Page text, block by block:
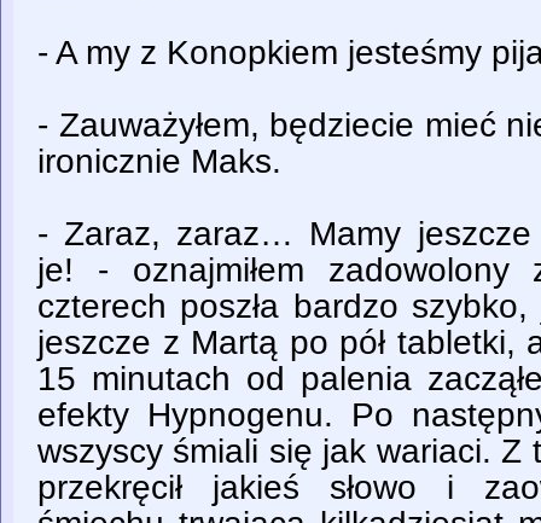
- A my z Konopkiem jesteśmy
- Zauważyłem, będziecie mieć
ironicznie Maks.
- Zaraz, zaraz… Mamy jeszcze
je! - oznajmiłem zadowolony
czterech poszła bardzo szybko,
jeszcze z Martą po pół tabletki,
15 minutach od palenia
efekty Hypnogenu. Po
wszyscy śmiali się jak wariaci. Z
przekręcił jakieś słowo i